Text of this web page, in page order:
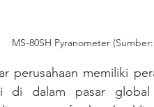
MS-80SH Pyranometer
di dalam pasar